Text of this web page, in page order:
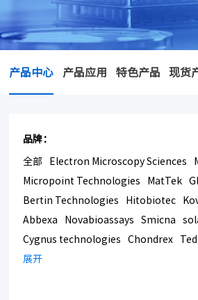
产品中心 产品应用 特色产品 现货
品牌：
全部 Electron Microscopy Sciences
Micropoint Technologies
MatTek
Bertin Technologies
Hitobiotec
Abbexa
Novabioassays Smicna
Cygnus technologies
Chondrex
Bmrsupply
展开